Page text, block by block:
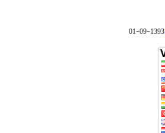
1393-09-01